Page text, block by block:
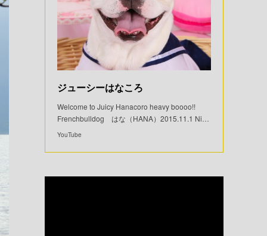
ジューシーはなころ
Welcome to Juicy Hanacoro heavy boooo!!
Frenchbulldog はな（HANA）2015.11.1 Ni…
YouTube